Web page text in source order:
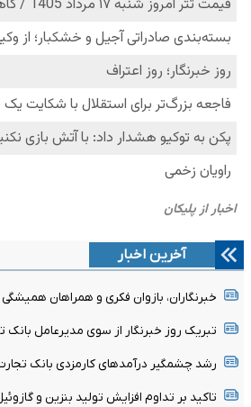
آخرین اخبار
خبرنگاران، بازوان فکری و همراهان
تبریک روز خبرنگار از سوی مدیرعامل بانک
رشد چشمگیر درآمدهای کارمزدی بانک
تاکید بر تداوم افزایش تولید بنزین و